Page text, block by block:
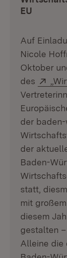
EU
Auf
Nicole
Oktober
des
der
der
Baden-
statt,
mit
diesem
gestalten
Alleine die